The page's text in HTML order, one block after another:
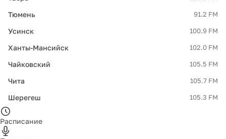
Тюмень 91.2 FM
Усинск 100.9 FM
Ханты-Мансийск 102.0 FM
Чайковский 105.5 FM
Чита 105.7 FM
Шерегеш 105.3 FM
Расписание